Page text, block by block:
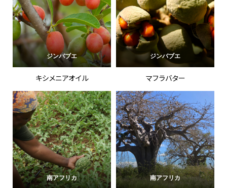
ジンバブエ
キシメニアオイル
ジンバブエ
マフラバター
南アフリカ 南アフリカ